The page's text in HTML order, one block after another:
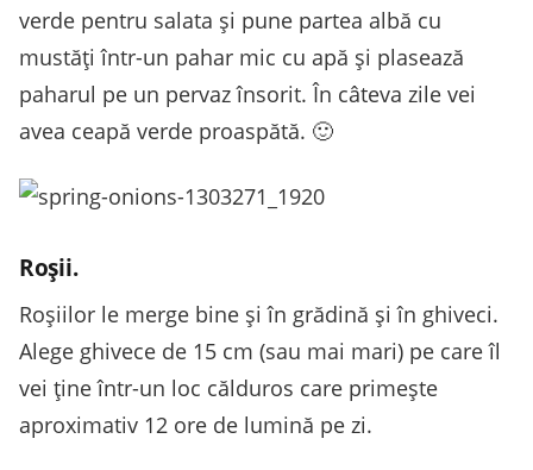
verde pentru salata şi pune partea albă cu
mustăţi într-un pahar mic cu apă şi plasează
paharul pe un pervaz însorit. În câteva zile vei
avea ceapă verde proaspătă. 🙂
Roşii.
Roşiilor le merge bine şi în grădină şi în ghiveci.
Alege ghivece de 15 cm (sau mai mari) pe care îl
vei ţine într-un loc călduros care primeşte
aproximativ 12 ore de lumină pe zi.